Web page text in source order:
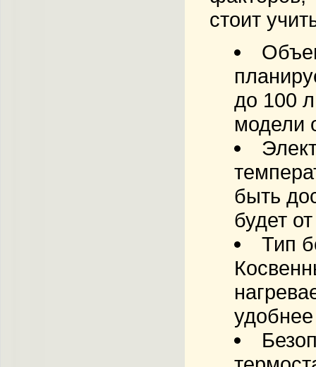
стоит
до 100
модели
быть
будет
Тип